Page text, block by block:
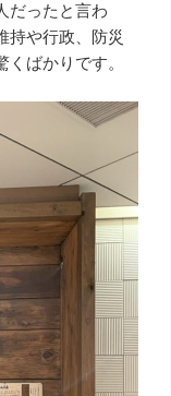
だったと言わ
持や行政、防災
ばかりです。